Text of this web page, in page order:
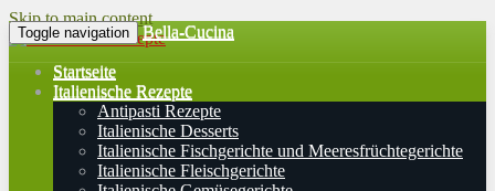
Skip to main content
Toggle navigation Bella-Cucina
Startseite
Italienische Rezepte
Antipasti Rezepte
Italienische Desserts
Italienische Fischgerichte und Meeresfrüchtegerichte
Italienische Fleischgerichte